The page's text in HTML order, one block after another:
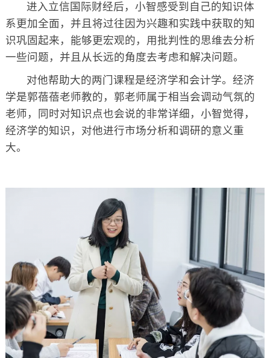
进入立信国际财经后，小智感受到自己的知识体
系更加全面，并且将过往因为兴趣和实践中获取的知
识巩固起来，能够更宏观的，用批判性的思维去分析
一些问题，并且从长远的角度去考虑和解决问题。
对他帮助大的两门课程是经济学和会计学。经济
学是郭蓓蓓老师教的，郭老师属于相当会调动气氛的
老师，同时对知识点也会说的非常详细，小智觉得，
经济学的知识，对他进行市场分析和调研的意义重
大。